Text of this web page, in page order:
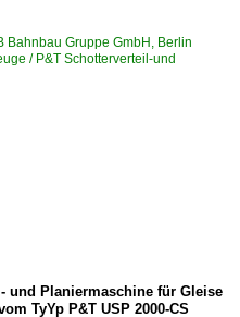
| sonstige
Bahnbau Gruppe GmbH, Berlin
/ P&T Schotterverteil-und
und Planiermaschine für Gleise
TyYp P&T USP 2000-CS